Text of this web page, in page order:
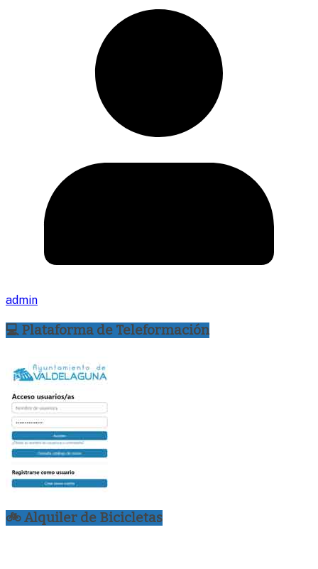
admin
💻 Plataforma de Teleformación
🚲 Alquiler de Bicicletas